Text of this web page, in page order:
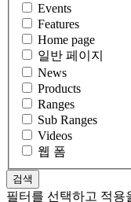
Events
Features
Home page
일반 페이지
News
Products
Ranges
Sub Ranges
Videos
웹 폼
필터를 선택하고 적용